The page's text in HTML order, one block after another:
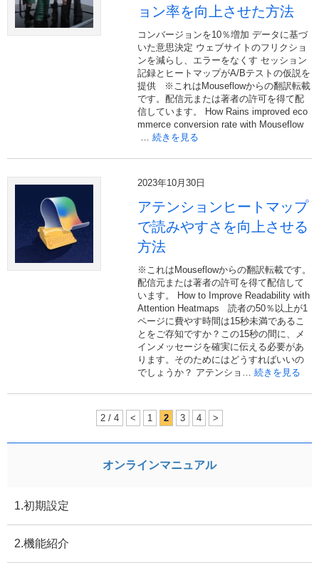
ョン率を向上させた方法
コンバージョンを10％増加 データに基づ
いた意思決定 ウェブサイトのフリクショ
ンを減らし、エラーをなくす セッション
記録とヒートマップがA/Bテストの仮説を
提供 ※これはMouseflowからの翻訳転載
です。配信元または著者の許可を得て配
信しています。 How Rains improved eco
mmerce conversion rate with Mouseflow
続きを見る
2023年10月30日
アテンションヒートマップ
で読みやすさを向上させる
方法
※これはMouseflowからの翻訳転載です。
配信元または著者の許可を得て配信して
います。 How to Improve Readability with
Attention Heatmaps 読者の50％以上が1
ページに費やす時間は15秒未満であるこ
とをご存知ですか？この15秒の間に、メ
インメッセージを確実に伝える必要があ
ります。そのためにはどうすればいいの
でしょうか？ アテンショ… 続きを見る
2 / 4 < 1 2 3 4 >
オンラインマニュアル
1.初期設定
2.機能紹介